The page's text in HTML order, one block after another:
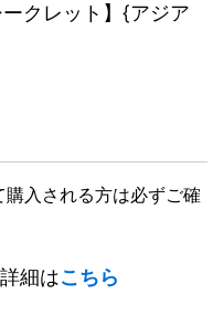
クレット】{アジア
購入される方は必ずご確
細はこちら